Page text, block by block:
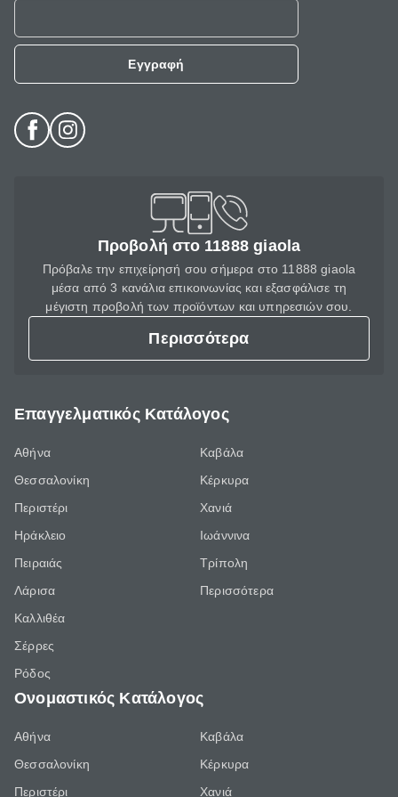
Εγγραφή
Προβολή στο 11888 giaola
Πρόβαλε την επιχείρησή σου σήμερα στο 11888 giaola
μέσα από 3 κανάλια επικοινωνίας και εξασφάλισε τη
μέγιστη προβολή των προϊόντων και υπηρεσιών σου.
Περισσότερα
Επαγγελματικός Κατάλογος
Αθήνα
Θεσσαλονίκη
Περιστέρι
Ηράκλειο
Πειραιάς
Λάρισα
Καλλιθέα
Σέρρες
Ρόδος
Καβάλα
Κέρκυρα
Χανιά
Ιωάννινα
Τρίπολη
Περισσότερα
Ονομαστικός Κατάλογος
Αθήνα
Θεσσαλονίκη
Περιστέρι
Καβάλα
Κέρκυρα
Χανιά